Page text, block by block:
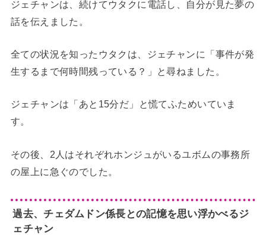
ジェチャンは、続けてウタクに電話し、自分が見た夢の
話を伝えました。
全ての状況を知ったウタクは、ジェチャンに「事件が発
生するまで何時間残っている？」と尋ねました。
ジェチャンは「あと15分だ」と慌てふためいていま
す。
その後、2人はそれぞれホンジュがいるユボムの事務所
の屋上に急ぐのでした。
過去、チェダムドン係長との記憶を思い浮かべるジ
ェチャン